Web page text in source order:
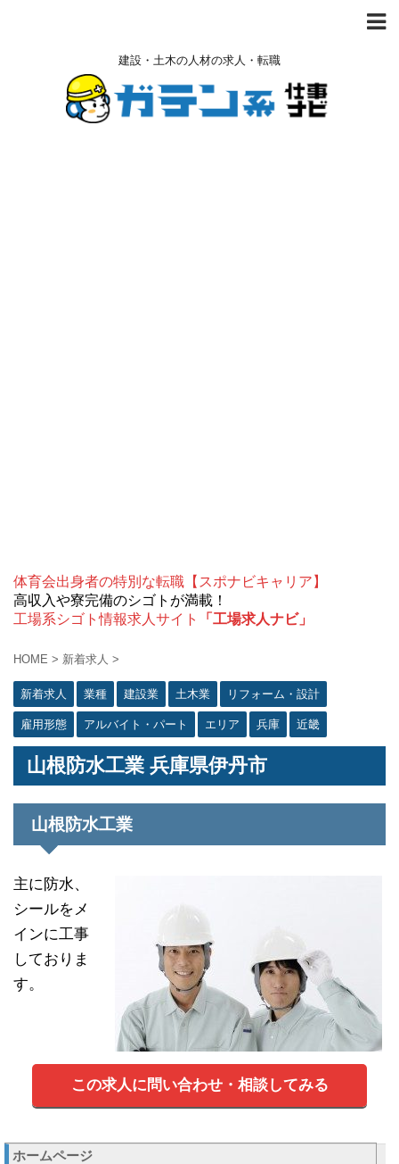
建設・土木の人材の求人・転職
体育会出身者の特別な転職【スポナビキャリア】
高収入や寮完備のシゴトが満載！
工場系シゴト情報求人サイト
「工場求人ナビ」
HOME > 新着求人 >
新着求人 業種 建設業 土木業 リフォーム・設計
雇用形態 アルバイト・パート エリア 兵庫 近畿
山根防水工業 兵庫県伊丹市
山根防水工業
主に防水、
シールをメ
インに工事
しておりま
す。
この求人に問い合わせ・相談してみる
ホームページ